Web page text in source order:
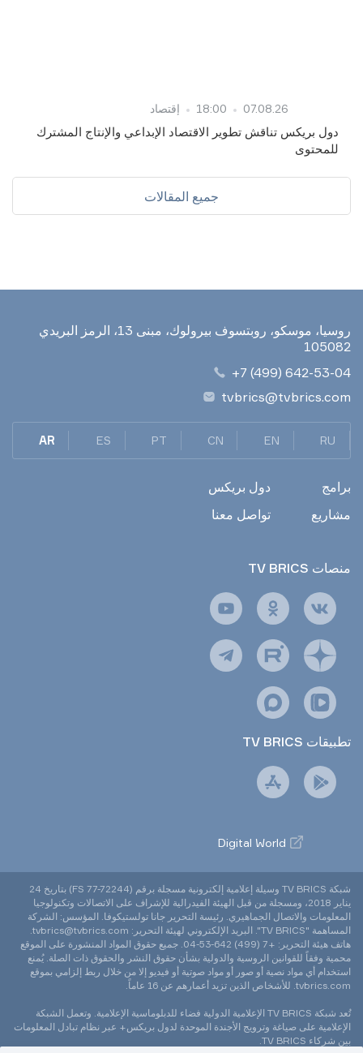
07.08.26
18:00 إقتصاد
دول بريكس تناقش تطوير الاقتصاد الإبداعي والإنتاج المشترك
للمحتوى
جميع المقالات
روسيا، موسكو، روبتسوف بيرولوك، مبنى 13، الرمز البريدي
105082
+7 (499) 642-53-04
tvbrics@tvbrics.com
RU
EN
CN
PT
ES
AR
برامج
مشاريع
دول بريكس
تواصل معنا
TV BRICS منصات
TV BRICS تطبيقات
Digital World
شبكة TV BRICS وسيلة إعلامية إلكترونية مسجلة برقم (FS 77-72244) بتاريخ 24
يناير 2018، ومسجلة من قبل الهيئة الفيدرالية للإشراف على الاتصالات وتكنولوجيا
المعلومات والاتصال الجماهيري. رئيسة التحرير جانا تولستيكوفا. المؤسس: الشركة
المساهمة "TV BRICS". البريد الإلكتروني لهيئة التحرير: tvbrics@tvbrics.com.
هاتف هيئة التحرير: +7 (499) 642-53-04. جميع حقوق المواد المنشورة على الموقع
محمية وفقاً للقوانين الروسية والدولية بشأن حقوق النشر والحقوق ذات الصلة. يُمنع
استخدام أي مواد نصية أو صور أو مواد صوتية أو فيديو إلا من خلال ربط إلزامي بموقع
tvbrics.com. للأشخاص الذين تزيد أعمارهم عن 16 عاماً.
تُعد شبكة TV BRICS الإعلامية الدولية فضاء للدبلوماسية الإعلامية. وتعمل الشبكة
الإعلامية على صياغة وترويج الأجندة الموحدة لدول بريكس+ عبر نظام تبادل المعلومات
بين شركاء TV BRICS.